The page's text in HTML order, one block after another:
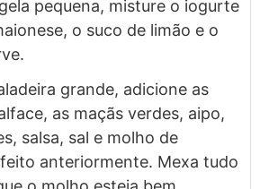
pequena, misture o iogurte
o suco de limão e o
grande, adicione as
as maçãs verdes, aipo,
salsa, sal e molho de
anteriormente. Mexa tudo